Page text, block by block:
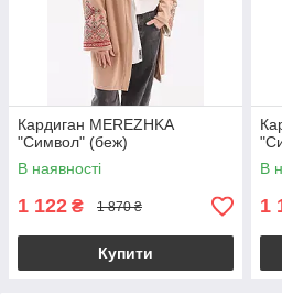
Кардиган MEREZHKA
"Символ" (беж)
В наявності
1 122 ₴ 1 870 ₴
Купити
В
1